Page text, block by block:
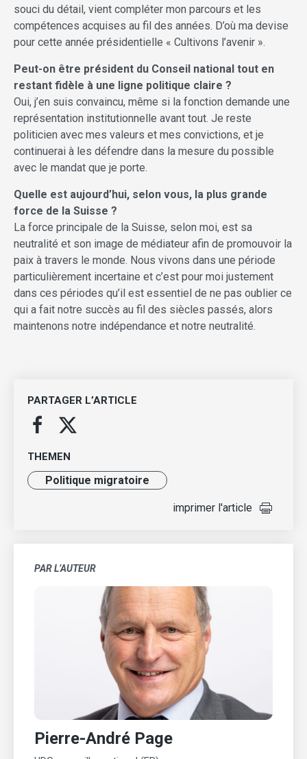
souci du détail, vient compléter mon parcours et les
compétences acquises au fil des années. D’où ma devise
pour cette année présidentielle « Cultivons l’avenir ».
Peut-on être président du Conseil national tout en
restant fidèle à une ligne politique claire ?
Oui, j’en suis convaincu, même si la fonction demande une
représentation institutionnelle avant tout. Je reste
politicien avec mes valeurs et mes convictions, et je
continuerai à les défendre dans la mesure du possible
avec le mandat que je porte.
Quelle est aujourd’hui, selon vous, la plus grande
force de la Suisse ?
La force principale de la Suisse, selon moi, est sa
neutralité et son image de médiateur afin de promouvoir la
paix à travers le monde. Nous vivons dans une période
particulièrement incertaine et c’est pour moi justement
dans ces périodes qu’il est essentiel de ne pas oublier ce
qui a fait notre succès au fil des siècles passés, alors
maintenons notre indépendance et notre neutralité.
PARTAGER L’ARTICLE
THEMEN
Politique migratoire
imprimer l'article
PAR L’AUTEUR
Pierre-André Page